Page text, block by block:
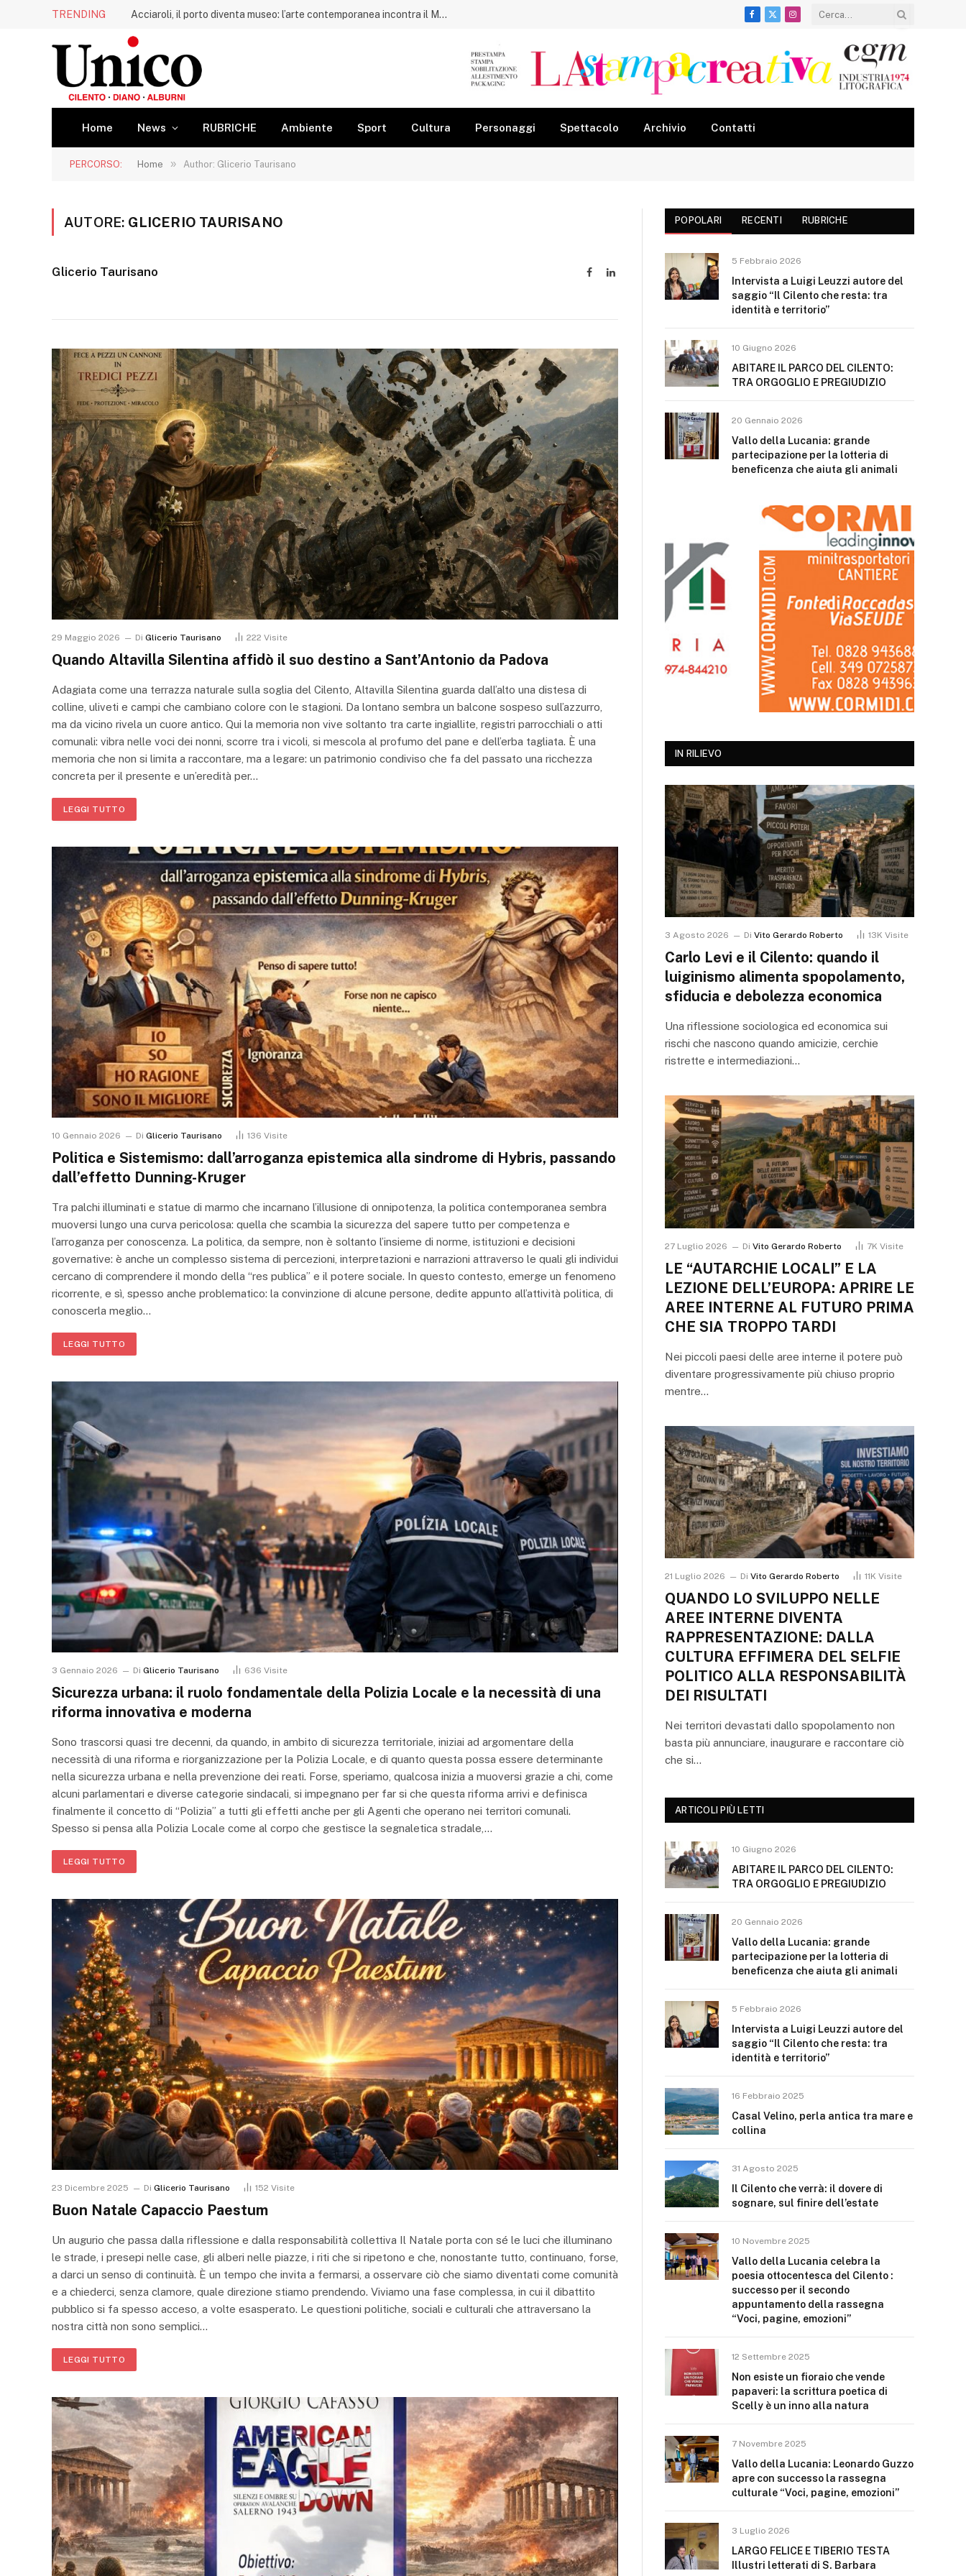
TRENDING Acciaroli, il porto diventa museo: l’arte contemporanea incontra il Mediterraneo
Facebook
X
Instagram
Home News RUBRICHE Ambiente Sport Cultura Personaggi Spettacolo Archivio Contatti
PERCORSO: Home » Author: Glicerio Taurisano
AUTORE: GLICERIO TAURISANO
Glicerio Taurisano FacebookLinkedIn
29 Maggio 2026 Di Glicerio Taurisano 222 Visite
Quando Altavilla Silentina affidò il suo destino a Sant’Antonio da Padova
Adagiata come una terrazza naturale sulla soglia del Cilento, Altavilla Silentina guarda dall’alto una distesa di
colline, uliveti e campi che cambiano colore con le stagioni. Da lontano sembra un balcone sospeso sull’azzurro,
ma da vicino rivela un cuore antico. Qui la memoria non vive soltanto tra carte ingiallite, registri parrocchiali o atti
comunali: vibra nelle voci dei nonni, scorre tra i vicoli, si mescola al profumo del pane e dell’erba tagliata. È una
memoria che non si limita a raccontare, ma a legare: un patrimonio condiviso che fa del passato una ricchezza
concreta per il presente e un’eredità per…
LEGGI TUTTO
10 Gennaio 2026 Di Glicerio Taurisano 136 Visite
Politica e Sistemismo: dall’arroganza epistemica alla sindrome di Hybris, passando
dall’effetto Dunning-Kruger
Tra palchi illuminati e statue di marmo che incarnano l’illusione di onnipotenza, la politica contemporanea sembra
muoversi lungo una curva pericolosa: quella che scambia la sicurezza del sapere tutto per competenza e
l’arroganza per conoscenza. La politica, da sempre, non è soltanto l’insieme di norme, istituzioni e decisioni
governative: è anche un complesso sistema di percezioni, interpretazioni e narrazioni attraverso le quali gli individui
cercano di comprendere il mondo della “res publica” e il potere sociale. In questo contesto, emerge un fenomeno
ricorrente, e sì, spesso anche problematico: la convinzione di alcune persone, dedite appunto all’attività politica, di
conoscerla meglio…
LEGGI TUTTO
3 Gennaio 2026 Di Glicerio Taurisano 636 Visite
Sicurezza urbana: il ruolo fondamentale della Polizia Locale e la necessità di una
riforma innovativa e moderna
Sono trascorsi quasi tre decenni, da quando, in ambito di sicurezza territoriale, iniziai ad argomentare della
necessità di una riforma e riorganizzazione per la Polizia Locale, e di quanto questa possa essere determinante
nella sicurezza urbana e nella prevenzione dei reati. Forse, speriamo, qualcosa inizia a muoversi grazie a chi, come
alcuni parlamentari e diverse categorie sindacali, si impegnano per far si che questa riforma arrivi e definisca
finalmente il concetto di “Polizia” a tutti gli effetti anche per gli Agenti che operano nei territori comunali.
Spesso si pensa alla Polizia Locale come al corpo che gestisce la segnaletica stradale,…
LEGGI TUTTO
23 Dicembre 2025 Di Glicerio Taurisano 152 Visite
Buon Natale Capaccio Paestum
Un augurio che passa dalla riflessione e dalla responsabilità collettiva Il Natale porta con sé le luci che illuminano
le strade, i presepi nelle case, gli alberi nelle piazze, i riti che si ripetono e che, nonostante tutto, continuano, forse,
a darci un senso di continuità. È un tempo che invita a fermarsi, a osservare ciò che siamo diventati come comunità
e a chiederci, senza clamore, quale direzione stiamo prendendo. Viviamo una fase complessa, in cui il dibattito
pubblico si fa spesso acceso, a volte esasperato. Le questioni politiche, sociali e culturali che attraversano la
nostra città non sono semplici…
LEGGI TUTTO
POPOLARI RECENTI RUBRICHE
5 Febbraio 2026
Intervista a Luigi Leuzzi autore del
saggio “Il Cilento che resta: tra
identità e territorio”
10 Giugno 2026
ABITARE IL PARCO DEL CILENTO:
TRA ORGOGLIO E PREGIUDIZIO
20 Gennaio 2026
Vallo della Lucania: grande
partecipazione per la lotteria di
beneficenza che aiuta gli animali
IN RILIEVO
3 Agosto 2026 Di Vito Gerardo Roberto 13K Visite
Carlo Levi e il Cilento: quando il
luiginismo alimenta spopolamento,
sfiducia e debolezza economica
Una riflessione sociologica ed economica sui
rischi che nascono quando amicizie, cerchie
ristrette e intermediazioni…
27 Luglio 2026 Di Vito Gerardo Roberto 7K Visite
LE “AUTARCHIE LOCALI” E LA
LEZIONE DELL’EUROPA: APRIRE LE
AREE INTERNE AL FUTURO PRIMA
CHE SIA TROPPO TARDI
Nei piccoli paesi delle aree interne il potere può
diventare progressivamente più chiuso proprio
mentre…
21 Luglio 2026 Di Vito Gerardo Roberto 11K Visite
QUANDO LO SVILUPPO NELLE
AREE INTERNE DIVENTA
RAPPRESENTAZIONE: DALLA
CULTURA EFFIMERA DEL SELFIE
POLITICO ALLA RESPONSABILITÀ
DEI RISULTATI
Nei territori devastati dallo spopolamento non
basta più annunciare, inaugurare e raccontare ciò
che si…
ARTICOLI PIÙ LETTI
10 Giugno 2026
ABITARE IL PARCO DEL CILENTO:
TRA ORGOGLIO E PREGIUDIZIO
20 Gennaio 2026
Vallo della Lucania: grande
partecipazione per la lotteria di
beneficenza che aiuta gli animali
5 Febbraio 2026
Intervista a Luigi Leuzzi autore del
saggio “Il Cilento che resta: tra
identità e territorio”
16 Febbraio 2025
Casal Velino, perla antica tra mare e
collina
31 Agosto 2025
Il Cilento che verrà: il dovere di
sognare, sul finire dell’estate
10 Novembre 2025
Vallo della Lucania celebra la
poesia ottocentesca del Cilento :
successo per il secondo
appuntamento della rassegna
“Voci, pagine, emozioni”
12 Settembre 2025
Non esiste un fioraio che vende
papaveri: la scrittura poetica di
Scelly è un inno alla natura
7 Novembre 2025
Vallo della Lucania: Leonardo Guzzo
apre con successo la rassegna
culturale “Voci, pagine, emozioni”
3 Luglio 2026
LARGO FELICE E TIBERIO TESTA
Illustri letterati di S. Barbara